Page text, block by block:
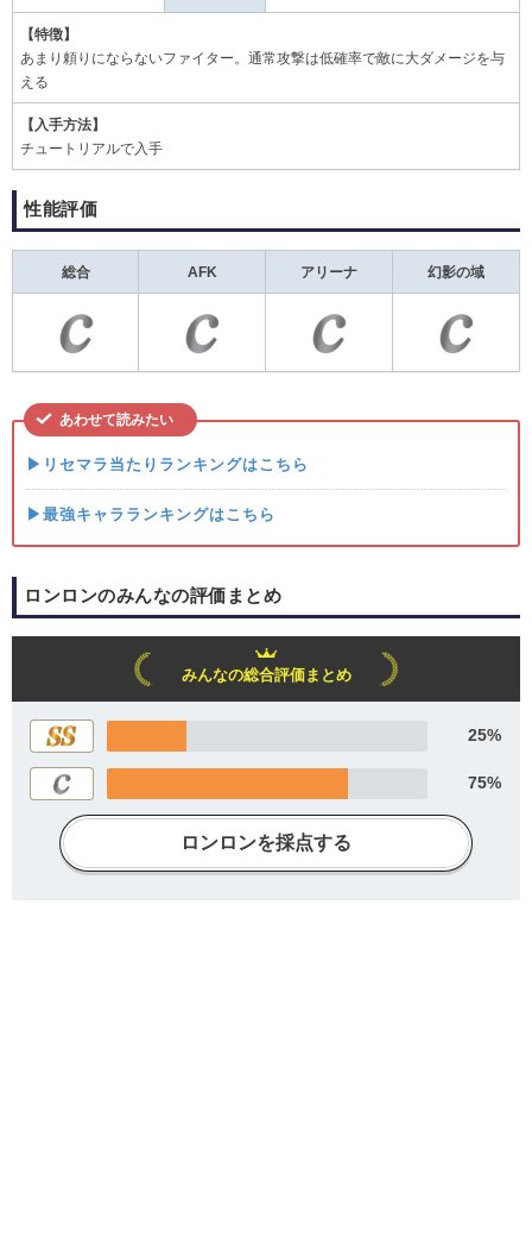
【特徴】
あまり頼りにならないファイター。通常攻撃は低確率で敵に大ダメージを与
える
【入手方法】
チュートリアルで入手
性能評価
総合 AFK アリーナ 幻影の域
あわせて読みたい
▶リセマラ当たりランキングはこちら
▶最強キャラランキングはこちら
ロンロンのみんなの評価まとめ
みんなの総合評価まとめ
25%
75%
ロンロンを採点する